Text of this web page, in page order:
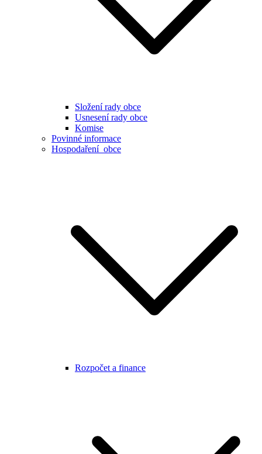
Složení rady obce
Usnesení rady obce
Komise
Povinné informace
Hospodaření obce
Rozpočet a finance